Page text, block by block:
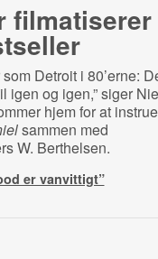
filmatiserer
Detroit i 80’erne:
igen og igen,” siger
hjem for at
sammen med
W. Berthelsen.
er vanvittigt”